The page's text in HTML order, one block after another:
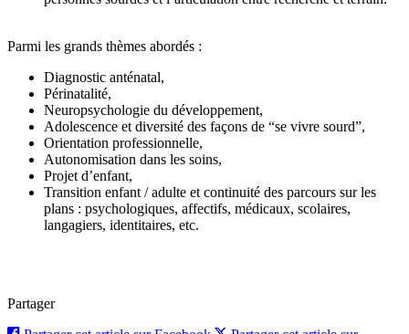
Parmi les grands thèmes abordés :
Diagnostic anténatal,
Périnatalité,
Neuropsychologie du développement,
Adolescence et diversité des façons de “se vivre sourd”,
Orientation professionnelle,
Autonomisation dans les soins,
Projet d’enfant,
Transition enfant / adulte et continuité des parcours sur les
plans : psychologiques, affectifs, médicaux, scolaires,
langagiers, identitaires, etc.
Partager